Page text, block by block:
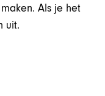
Als je het
uit.